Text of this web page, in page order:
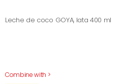
Leche de coco GOYA, lata 400 ml
Combine with >